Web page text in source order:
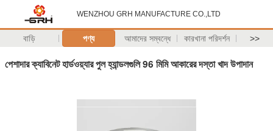
WENZHOU GRH MANUFACTURE CO.,LTD
বাড়ি পণ্য আমাদের সম্বন্ধে কারখানা পরিদর্শন >>
পেশাদার ক্যাবিনেট হার্ডওয়্যার পুল হ্যান্ডলগুলি 96 মিমি আকারের দস্তা খাদ উপাদান